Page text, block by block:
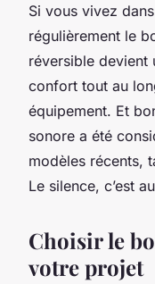
Si vous vivez
régulièrement le
réversible devient
confort tout au
équipement. Et
sonore a été
modèles récents,
Le silence, c’est
Choisir le
votre projet